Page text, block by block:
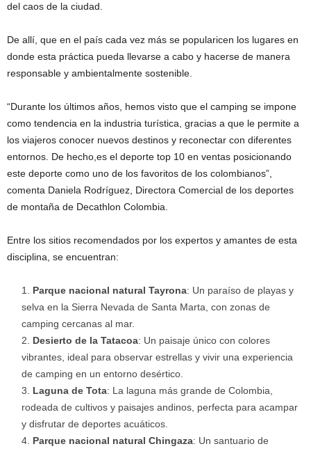
del caos de la ciudad.
De allí, que en el país cada vez más se popularicen los lugares en
donde esta práctica pueda llevarse a cabo y hacerse de manera
responsable y ambientalmente sostenible.
“Durante los últimos años, hemos visto que el camping se impone
como tendencia en la industria turística, gracias a que le permite a
los viajeros conocer nuevos destinos y reconectar con diferentes
entornos. De hecho,es el deporte top 10 en ventas posicionando
este deporte como uno de los favoritos de los colombianos”,
comenta Daniela Rodríguez, Directora Comercial de los deportes
de montaña de Decathlon Colombia.
Entre los sitios recomendados por los expertos y amantes de esta
disciplina, se encuentran:
Parque nacional natural Tayrona: Un paraíso de playas y
selva en la Sierra Nevada de Santa Marta, con zonas de
camping cercanas al mar.
Desierto de la Tatacoa: Un paisaje único con colores
vibrantes, ideal para observar estrellas y vivir una experiencia
de camping en un entorno desértico.
Laguna de Tota: La laguna más grande de Colombia,
rodeada de cultivos y paisajes andinos, perfecta para acampar
y disfrutar de deportes acuáticos.
Parque nacional natural Chingaza: Un santuario de